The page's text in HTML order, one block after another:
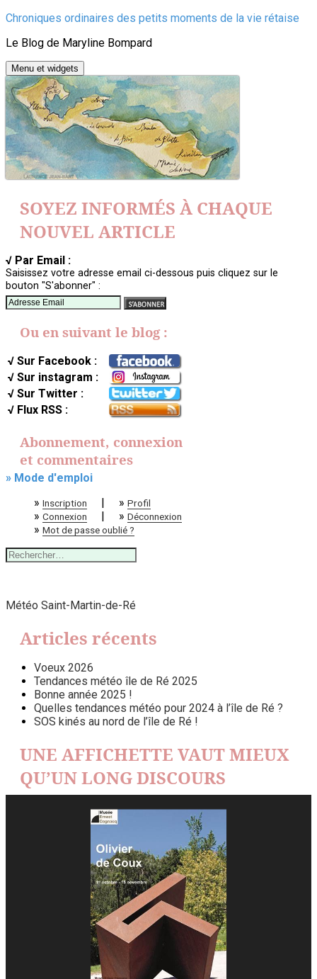
Aller
contenu
Chroniques ordinaires des petits moments de la vie rétaise
Le Blog de Maryline Bompard
Menu et widgets
SOYEZ INFORMÉS À CHAQUE
NOUVEL ARTICLE
√ Par Email :
Saisissez votre adresse email ci-dessous puis cliquez sur le
bouton "S'abonner" :
Ou en suivant le blog :
√ Sur Facebook :
√ Sur instagram :
√ Sur Twitter :
√ Flux RSS :
Abonnement, connexion
et commentaires
» Mode d'emploi
» Inscription | » Profil
» Connexion | » Déconnexion
» Mot de passe oublié ?
Rechercher :
Météo Saint-Martin-de-Ré
Articles récents
Voeux 2026
Tendances météo île de Ré 2025
Bonne année 2025 !
Quelles tendances météo pour 2024 à l’île de Ré ?
SOS kinés au nord de l’île de Ré !
UNE AFFICHETTE VAUT MIEUX
QU’UN LONG DISCOURS